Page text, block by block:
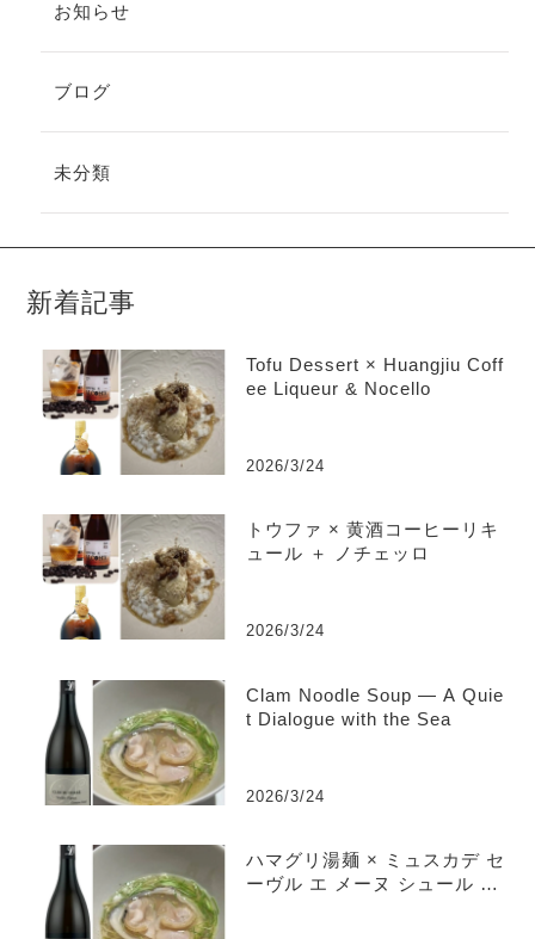
お知らせ
ブログ
未分類
新着記事
Tofu Dessert × Huangjiu Coff
ee Liqueur & Nocello
2026/3/24
トウファ × 黄酒コーヒーリキ
ュール ＋ ノチェッロ
2026/3/24
Clam Noodle Soup — A Quie
t Dialogue with the Sea
2026/3/24
ハマグリ湯麺 × ミュスカデ セ
ーヴル エ メーヌ シュール リ